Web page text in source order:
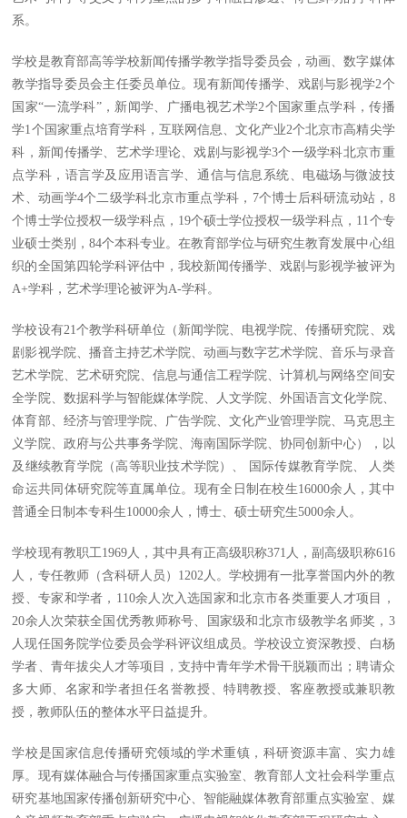
系。
学校是教育部高等学校新闻传播学教学指导委员会，动画、数字媒体
教学指导委员会主任委员单位。现有新闻传播学、戏剧与影视学2个
国家“一流学科”，新闻学、广播电视艺术学2个国家重点学科，传播
学1个国家重点培育学科，互联网信息、文化产业2个北京市高精尖学
科，新闻传播学、艺术学理论、戏剧与影视学3个一级学科北京市重
点学科，语言学及应用语言学、通信与信息系统、电磁场与微波技
术、动画学4个二级学科北京市重点学科，7个博士后科研流动站，8
个博士学位授权一级学科点，19个硕士学位授权一级学科点，11个专
业硕士类别，84个本科专业。在教育部学位与研究生教育发展中心组
织的全国第四轮学科评估中，我校新闻传播学、戏剧与影视学被评为
A+学科，艺术学理论被评为A-学科。
学校设有21个教学科研单位（新闻学院、电视学院、传播研究院、戏
剧影视学院、播音主持艺术学院、动画与数字艺术学院、音乐与录音
艺术学院、艺术研究院、信息与通信工程学院、计算机与网络空间安
全学院、数据科学与智能媒体学院、人文学院、外国语言文化学院、
体育部、经济与管理学院、广告学院、文化产业管理学院、马克思主
义学院、政府与公共事务学院、海南国际学院、协同创新中心），以
及继续教育学院（高等职业技术学院）、 国际传媒教育学院、 人类
命运共同体研究院等直属单位。现有全日制在校生16000余人，其中
普通全日制本专科生10000余人，博士、硕士研究生5000余人。
学校现有教职工1969人，其中具有正高级职称371人，副高级职称616
人，专任教师（含科研人员）1202人。学校拥有一批享誉国内外的教
授、专家和学者，110余人次入选国家和北京市各类重要人才项目，
20余人次荣获全国优秀教师称号、国家级和北京市级教学名师奖，3
人现任国务院学位委员会学科评议组成员。学校设立资深教授、白杨
学者、青年拔尖人才等项目，支持中青年学术骨干脱颖而出；聘请众
多大师、名家和学者担任名誉教授、特聘教授、客座教授或兼职教
授，教师队伍的整体水平日益提升。
学校是国家信息传播研究领域的学术重镇，科研资源丰富、实力雄
厚。现有媒体融合与传播国家重点实验室、教育部人文社会科学重点
研究基地国家传播创新研究中心、智能融媒体教育部重点实验室、媒